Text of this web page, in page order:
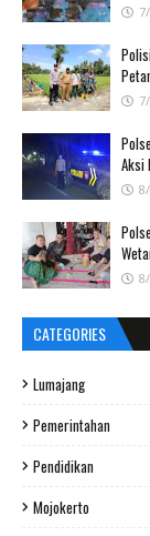
Aksi
CATEGORIES
Lumajang
Pemerintahan
Pendidikan
Mojokerto